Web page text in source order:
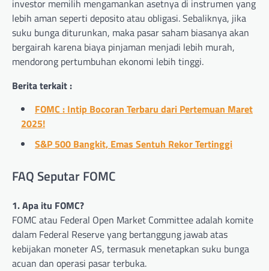
investor memilih mengamankan asetnya di instrumen yang
lebih aman seperti deposito atau obligasi. Sebaliknya, jika
suku bunga diturunkan, maka pasar saham biasanya akan
bergairah karena biaya pinjaman menjadi lebih murah,
mendorong pertumbuhan ekonomi lebih tinggi.
Berita terkait :
FOMC : Intip Bocoran Terbaru dari Pertemuan Maret
2025!
S&P 500 Bangkit, Emas Sentuh Rekor Tertinggi
FAQ Seputar FOMC
1. Apa itu FOMC?
FOMC atau Federal Open Market Committee adalah komite
dalam Federal Reserve yang bertanggung jawab atas
kebijakan moneter AS, termasuk menetapkan suku bunga
acuan dan operasi pasar terbuka.